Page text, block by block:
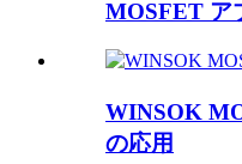
MOSFET ア
WINSOK
の応用